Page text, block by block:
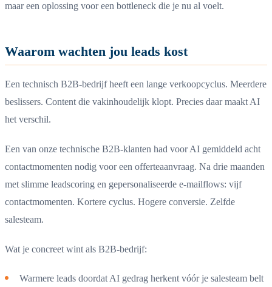
maar een oplossing voor een bottleneck die je nu al voelt.
Waarom wachten jou leads kost
Een technisch B2B-bedrijf heeft een lange verkoopcyclus. Meerdere
beslissers. Content die vakinhoudelijk klopt. Precies daar maakt AI
het verschil.
Een van onze technische B2B-klanten had voor AI gemiddeld acht
contactmomenten nodig voor een offerteaanvraag. Na drie maanden
met slimme leadscoring en gepersonaliseerde e-mailflows: vijf
contactmomenten. Kortere cyclus. Hogere conversie. Zelfde
salesteam.
Wat je concreet wint als B2B-bedrijf:
Warmere leads doordat AI gedrag herkent vóór je salesteam belt